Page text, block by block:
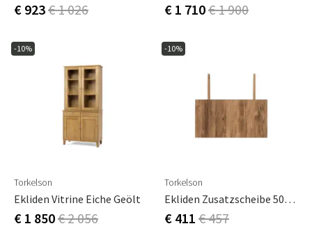
€ 923€ 1 026 € 1 710€ 1 900
-10%
Torkelson
Ekliden Vitrine Eiche Geölt
€ 1 850€ 2 056
-10%
Torkelson
Ekliden Zusatzscheibe 50x95
€ 411 € 457